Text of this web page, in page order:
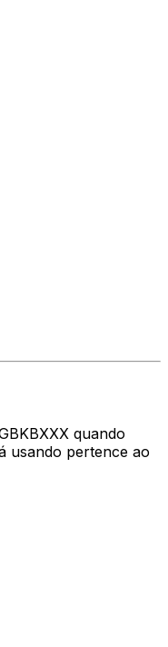
quando
usando pertence ao